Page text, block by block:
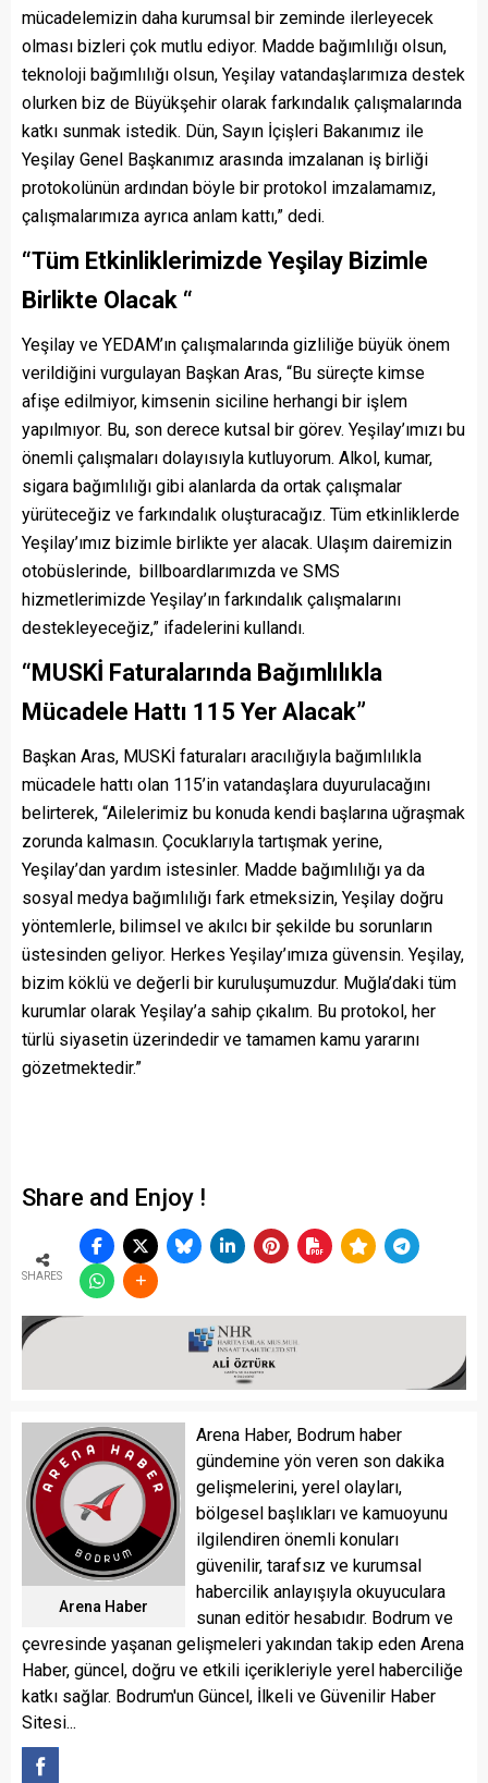
mücadelemizin daha kurumsal bir zeminde ilerleyecek
olması bizleri çok mutlu ediyor. Madde bağımlılığı olsun,
teknoloji bağımlılığı olsun, Yeşilay vatandaşlarımıza destek
olurken biz de Büyükşehir olarak farkındalık çalışmalarında
katkı sunmak istedik. Dün, Sayın İçişleri Bakanımız ile
Yeşilay Genel Başkanımız arasında imzalanan iş birliği
protokolünün ardından böyle bir protokol imzalamamız,
çalışmalarımıza ayrıca anlam kattı,” dedi.
“Tüm Etkinliklerimizde Yeşilay Bizimle
Birlikte Olacak “
Yeşilay ve YEDAM’ın çalışmalarında gizliliğe büyük önem
verildiğini vurgulayan Başkan Aras, “Bu süreçte kimse
afişe edilmiyor, kimsenin siciline herhangi bir işlem
yapılmıyor. Bu, son derece kutsal bir görev. Yeşilay’ımızı bu
önemli çalışmaları dolayısıyla kutluyorum. Alkol, kumar,
sigara bağımlılığı gibi alanlarda da ortak çalışmalar
yürüteceğiz ve farkındalık oluşturacağız. Tüm etkinliklerde
Yeşilay’ımız bizimle birlikte yer alacak. Ulaşım dairemizin
otobüslerinde, billboardlarımızda ve SMS
hizmetlerimizde Yeşilay’ın farkındalık çalışmalarını
destekleyeceğiz,” ifadelerini kullandı.
“MUSKİ Faturalarında Bağımlılıkla
Mücadele Hattı 115 Yer Alacak”
Başkan Aras, MUSKİ faturaları aracılığıyla bağımlılıkla
mücadele hattı olan 115’in vatandaşlara duyurulacağını
belirterek, “Ailelerimiz bu konuda kendi başlarına uğraşmak
zorunda kalmasın. Çocuklarıyla tartışmak yerine,
Yeşilay’dan yardım istesinler. Madde bağımlılığı ya da
sosyal medya bağımlılığı fark etmeksizin, Yeşilay doğru
yöntemlerle, bilimsel ve akılcı bir şekilde bu sorunların
üstesinden geliyor. Herkes Yeşilay’ımıza güvensin. Yeşilay,
bizim köklü ve değerli bir kuruluşumuzdur. Muğla’daki tüm
kurumlar olarak Yeşilay’a sahip çıkalım. Bu protokol, her
türlü siyasetin üzerindedir ve tamamen kamu yararını
gözetmektedir.”
Share and Enjoy !
SHARES
Arena Haber
Arena Haber, Bodrum haber
gündemine yön veren son dakika
gelişmelerini, yerel olayları,
bölgesel başlıkları ve kamuoyunu
ilgilendiren önemli konuları
güvenilir, tarafsız ve kurumsal
habercilik anlayışıyla okuyuculara
sunan editör hesabıdır. Bodrum ve
çevresinde yaşanan gelişmeleri yakından takip eden Arena
Haber, güncel, doğru ve etkili içerikleriyle yerel haberciliğe
katkı sağlar. Bodrum'un Güncel, İlkeli ve Güvenilir Haber
Sitesi...